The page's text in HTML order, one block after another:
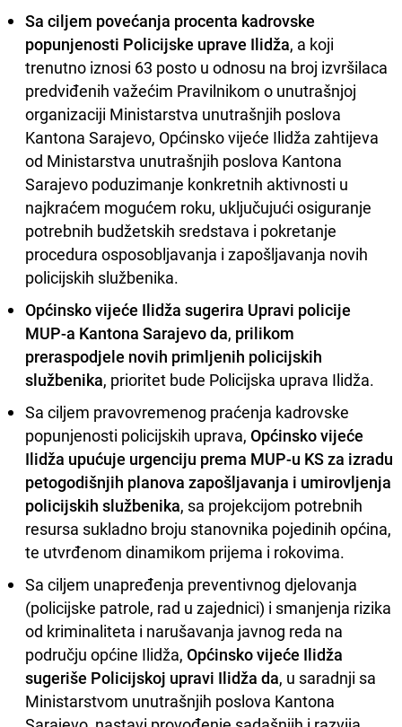
Sa ciljem povećanja procenta kadrovske
popunjenosti Policijske uprave Ilidža, a koji
trenutno iznosi 63 posto u odnosu na broj izvršilaca
predviđenih važećim Pravilnikom o unutrašnjoj
organizaciji Ministarstva unutrašnjih poslova
Kantona Sarajevo, Općinsko vijeće Ilidža zahtijeva
od Ministarstva unutrašnjih poslova Kantona
Sarajevo poduzimanje konkretnih aktivnosti u
najkraćem mogućem roku, uključujući osiguranje
potrebnih budžetskih sredstava i pokretanje
procedura osposobljavanja i zapošljavanja novih
policijskih službenika.
Općinsko vijeće Ilidža sugerira Upravi policije
MUP-a Kantona Sarajevo da, prilikom
preraspodjele novih primljenih policijskih
službenika, prioritet bude Policijska uprava Ilidža.
Sa ciljem pravovremenog praćenja kadrovske
popunjenosti policijskih uprava, Općinsko vijeće
Ilidža upućuje urgenciju prema MUP-u KS za izradu
petogodišnjih planova zapošljavanja i umirovljenja
policijskih službenika, sa projekcijom potrebnih
resursa sukladno broju stanovnika pojedinih općina,
te utvrđenom dinamikom prijema i rokovima.
Sa ciljem unapređenja preventivnog djelovanja
(policijske patrole, rad u zajednici) i smanjenja rizika
od kriminaliteta i narušavanja javnog reda na
području općine Ilidža, Općinsko vijeće Ilidža
sugeriše Policijskoj upravi Ilidža da, u saradnji sa
Ministarstvom unutrašnjih poslova Kantona